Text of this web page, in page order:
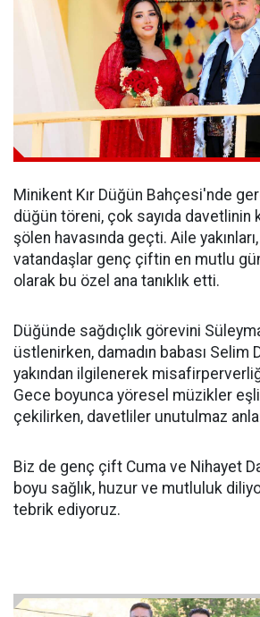
Minikent Kır Düğün Bahçesi'nde
düğün töreni, çok sayıda davetlinin
şölen havasında geçti. Aile
vatandaşlar genç çiftin en mutlu
olarak bu özel ana tanıklık etti.
Düğünde sağdıçlık görevini
üstlenirken, damadın babası Selim
yakından ilgilenerek
Gece boyunca yöresel müzikler
çekilirken, davetliler unutulmaz
Biz de genç çift Cuma ve Nihayet
boyu sağlık, huzur ve mutluluk
tebrik ediyoruz.